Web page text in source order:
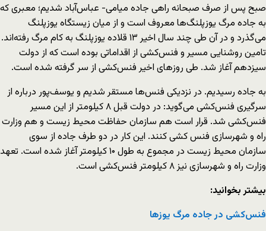
صبح پس از صرف صبحانه راهی جاده میامی- عباس‌آباد شدیم؛ معبری که
به جاده مرگ یوزپلنگ‌ها معروف است و از میان زیستگاه یوزپلنگ
می‌گذرد و در آن طی چند سال اخیر ۱۳ قلاده یوزپلنگ به کام مرگ رفته‌اند.
تامین روشنایی مسیر و فنس‌کشی از اقداماتی بوده است که از دولت
سیزدهم آغاز شد. طی روزهای اخیر فنس‌کشی از سر گرفته شده‌ است.
به جاده رسیدیم. در نزدیکی فنس‌ها مستقر شدیم و یوسف‌پور درباره از
سرگیری فنس‌کشی می‌گوید: در دولت قبل ۸ کیلومتر از این مسیر
فنس‌کشی شد. قرار است هم سازمان حفاظت محیط زیست و هم وزارت
راه و شهرسازی فنس کشی کنند. این کار در دو طرف جاده از سوی
سازمان محیط زیست در مجموع به طول ۱۰ کیلومتر آغاز شده است. تعهد
وزارت راه و شهرسازی نیز ۸ کیلومتر فنس‌کشی است.
بیشتر بخوانید:
فنس‌کشی در جاده مرگ یوزها